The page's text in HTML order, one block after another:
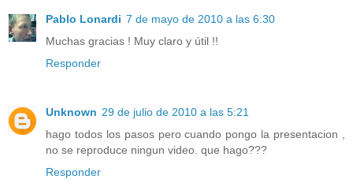
Pablo Lonardi 7 de mayo de 2010 a las 6:30
Muchas gracias ! Muy claro y útil !!
Responder
Unknown 29 de julio de 2010 a las 5:21
hago todos los pasos pero cuando pongo la presentacion ,
no se reproduce ningun video. que hago???
Responder